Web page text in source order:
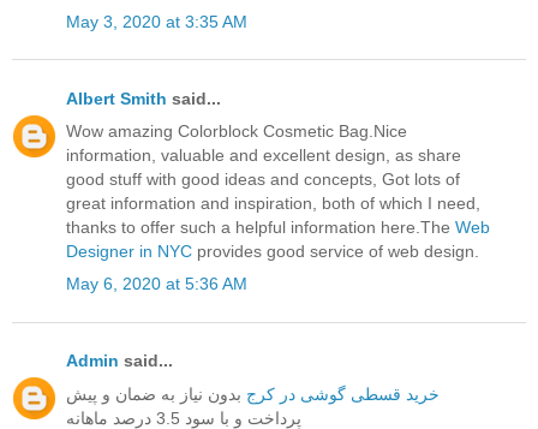
May 3, 2020 at 3:35 AM
Albert Smith said...
Wow amazing Colorblock Cosmetic Bag.Nice
information, valuable and excellent design, as share
good stuff with good ideas and concepts, Got lots of
great information and inspiration, both of which I need,
thanks to offer such a helpful information here.The Web
Designer in NYC provides good service of web design.
May 6, 2020 at 5:36 AM
Admin said...
خرید قسطی گوشی در کرج بدون نیاز به ضمان و پیش
پرداخت و با سود 3.5 درصد ماهانه